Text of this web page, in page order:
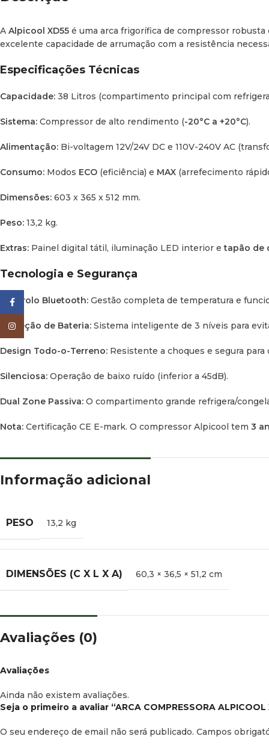
A Alpicool XD55 é uma arca frigorífica de compressor
excelente capacidade de arrumação com a resistência
Especificações Técnicas
Capacidade: 38 Litros (compartimento principal com
Sistema: Compressor de alto rendimento (-20°C a +20°C).
Alimentação: Bi-voltagem 12V/24V DC e 110V-240V AC
Consumo: Modos ECO (eficiência) e MAX (arrefecimento
Dimensões: 603 x 365 x 512 mm.
Peso: 13,2 kg.
Extras: Painel digital tátil, iluminação LED interior etapão de
Tecnologia e Segurança
Controlo Bluetooth: Gestão completa de temperatura e
Proteção de Bateria: Sistema inteligente de 3 níveis para
Design Todo-o-Terreno: Resistente a choques e segura para
Silenciosa: Operação de baixo ruído (inferior a 45dB).
Dual Zone Passiva: O compartimento grande refrigera/
Nota: Certificação CE E-mark. O compressor Alpicool tem 3
Informação adicional
PESO 13,2 kg
DIMENSÕES (C X L X A) 60,3 × 36,5 × 51,2 cm
Avaliações (0)
Avaliações
Ainda não existem avaliações.
Seja o primeiro a avaliar “ARCA COMPRESSORA ALPICOOL
O seu endereço de email não será publicado. Campos
Facebook
Instagram